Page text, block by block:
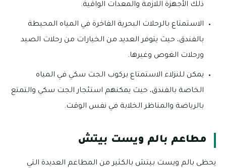
ذلك الأجهزة اللازمة والمعدات الواقية.
الاستمتاع بالرحلات البحرية الفاخرة في المياه المحيطة
بالفندق، حيث يتوفر العديد من الخيارات من رحلات الصيد
ورحلات الغوص وغيرها.
يمكن للنزلاء الاستمتاع بركوب الجت سكي في المياه
الخاصة بالفندق، حيث يمكنهم استئجار الجت سكي والتمتع
بالرياضة والمناظر الخلابة في نفس الوقت.
مطاعم بالم ويست بيتش
يحظى بالم ويست بيتش بالكثير من المطاعم العديدة التي